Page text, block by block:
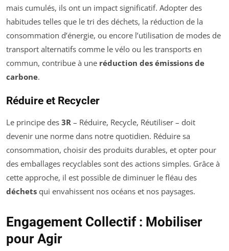
mais cumulés, ils ont un impact significatif. Adopter des
habitudes telles que le tri des déchets, la réduction de la
consommation d’énergie, ou encore l’utilisation de modes de
transport alternatifs comme le vélo ou les transports en
commun, contribue à une réduction des émissions de
carbone.
Réduire et Recycler
Le principe des 3R – Réduire, Recycle, Réutiliser – doit
devenir une norme dans notre quotidien. Réduire sa
consommation, choisir des produits durables, et opter pour
des emballages recyclables sont des actions simples. Grâce à
cette approche, il est possible de diminuer le fléau des
déchets qui envahissent nos océans et nos paysages.
Engagement Collectif : Mobiliser
pour Agir